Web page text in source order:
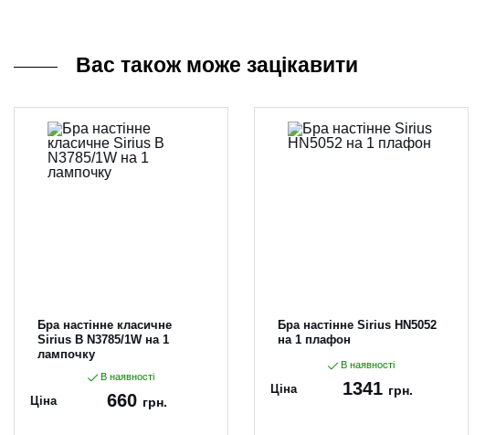
Вас також може зацікавити
Бра настінне класичне
Sirius B N3785/1W на 1
лампочку
В наявності
Ціна 660 грн.
Бра настінне Sirius HN5052
на 1 плафон
В наявності
Ціна 1341 грн.